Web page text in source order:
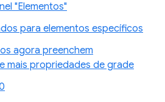
"Elementos"
para elementos específicos
agora preenchem
mais propriedades de grade